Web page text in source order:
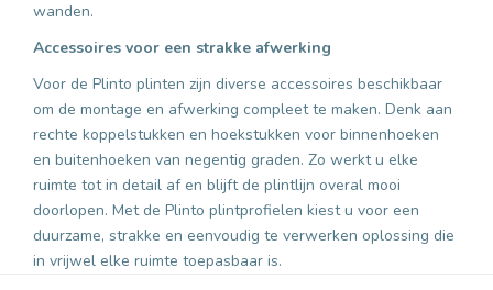
wanden.
Accessoires voor een strakke afwerking
Voor de Plinto plinten zijn diverse accessoires beschikbaar
om de montage en afwerking compleet te maken. Denk aan
rechte koppelstukken en hoekstukken voor binnenhoeken
en buitenhoeken van negentig graden. Zo werkt u elke
ruimte tot in detail af en blijft de plintlijn overal mooi
doorlopen. Met de Plinto plintprofielen kiest u voor een
duurzame, strakke en eenvoudig te verwerken oplossing die
in vrijwel elke ruimte toepasbaar is.